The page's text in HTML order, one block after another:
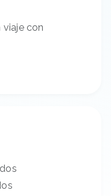
viaje con